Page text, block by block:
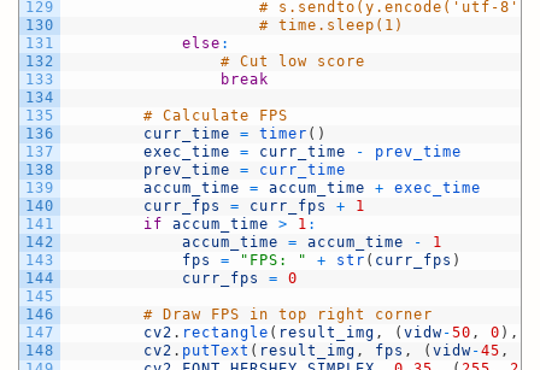
129
130
131
132
133
134
135
136
137
138
139
140
141
142
143
144
145
146
147
148
# s.sendto(y.encode('utf-8'),
# time.sleep(1)
else :
# Cut low score
break
# Calculate FPS
curr_time
= timer ( )
exec_time
= curr_time -
prev_time
prev_time
=
curr_time
accum_time
= accum_time +
exec_time
curr_fps
= curr_fps +
1
if
accum_time > 1 :
accum_time
= accum_time -
1
fps
= "FPS: " + str ( curr_fps )
curr_fps
= 0
# Draw FPS in top right corner
cv2 . rectangle ( result_img , ( vidw-50 , 0 ) ,
cv2 . putText ( result_img , fps , ( vidw-45 ,